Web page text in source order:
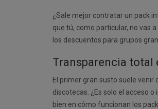
¿Sale mejor contratar un pack
que tú, como particular, no vas
los descuentos para grupos
Transparencia total
El primer gran susto suele
discotecas. ¿Es solo el acceso
bien en cómo funcionan los